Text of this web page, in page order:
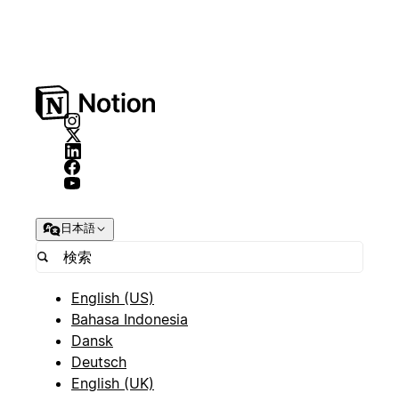
日本語
English (US)
Bahasa Indonesia
Dansk
Deutsch
English (UK)